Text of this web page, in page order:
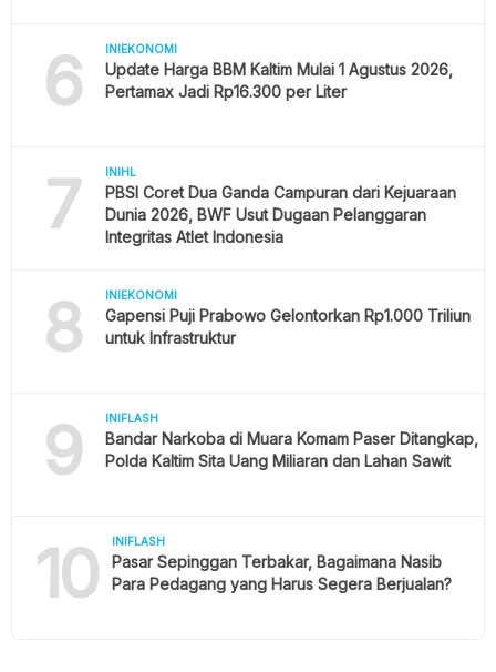
6 INIEKONOMI
Update Harga BBM Kaltim Mulai 1 Agustus 2026,
Pertamax Jadi Rp16.300 per Liter
7 INIHL
PBSI Coret Dua Ganda Campuran dari Kejuaraan
Dunia 2026, BWF Usut Dugaan Pelanggaran
Integritas Atlet Indonesia
8 INIEKONOMI
Gapensi Puji Prabowo Gelontorkan Rp1.000 Triliun
untuk Infrastruktur
9 INIFLASH
Bandar Narkoba di Muara Komam Paser Ditangkap,
Polda Kaltim Sita Uang Miliaran dan Lahan Sawit
10 INIFLASH
Pasar Sepinggan Terbakar, Bagaimana Nasib
Para Pedagang yang Harus Segera Berjualan?